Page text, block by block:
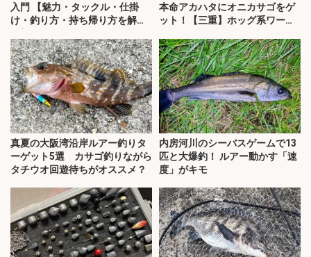
入門 【魅力・タックル・仕掛
け・釣り方・持ち帰り方を解
本命アカハタにオニカサゴをゲ
ット！【三重】ホッグ系ワーム
真夏の大阪湾沿岸ルアー釣りタ
ーゲット5選 カサゴ釣りながら
タチウオ回遊待ちがオススメ？
内房河川のシーバスゲームで13
匹と大爆釣！ ルアー動かす「速
度」がキモ